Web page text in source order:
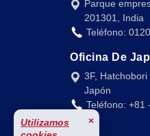
Parque
201301, India
Teléfono:
Oficina De
3F, Hatchobori
Japón
Teléfono: +81
Utilizamos
×